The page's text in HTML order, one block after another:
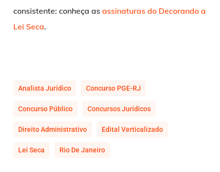
consistente: conheça as assinaturas do Decorando a
Lei Seca.
Analista Jurídico Concurso PGE-RJ
Concurso Público Concursos Jurídicos
Direito Administrativo Edital Verticalizado
Lei Seca Rio De Janeiro